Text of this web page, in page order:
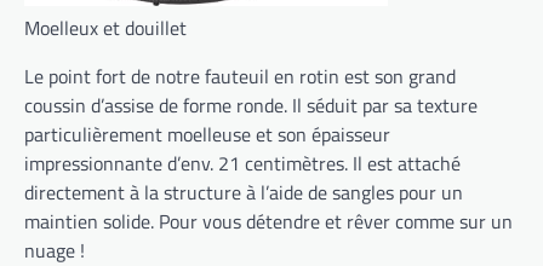
Moelleux et douillet
Le point fort de notre fauteuil en rotin est son grand
coussin d’assise de forme ronde. Il séduit par sa texture
particulièrement moelleuse et son épaisseur
impressionnante d’env. 21 centimètres. Il est attaché
directement à la structure à l’aide de sangles pour un
maintien solide. Pour vous détendre et rêver comme sur un
nuage !